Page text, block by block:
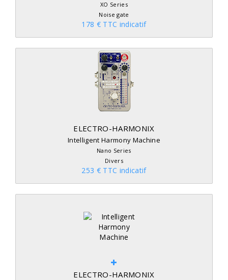
XO Series
Noise gate
178 € TTC indicatif
ELECTRO-HARMONIX
Intelligent Harmony Machine
Nano Series
Divers
253 € TTC indicatif
ELECTRO-HARMONIX